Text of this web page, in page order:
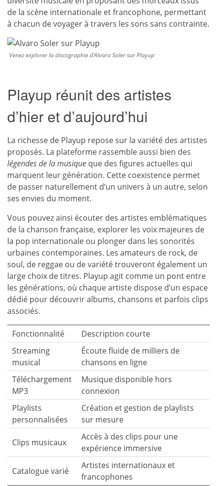
de la scène internationale et francophone, permettant
à chacun de voyager à travers les sons sans contrainte.
Venez explorer la discographie d’Alvaro Soler sur Playup
Playup réunit des artistes
d’hier et d’aujourd’hui
La richesse de Playup repose sur la variété des artistes
proposés. La plateforme rassemble aussi bien des
légendes de la musique que des figures actuelles qui
marquent leur génération. Cette coexistence permet
de passer naturellement d’un univers à un autre, selon
ses envies du moment.
Vous pouvez ainsi écouter des artistes emblématiques
de la chanson française, explorer les voix majeures de
la pop internationale ou plonger dans les sonorités
urbaines contemporaines. Les amateurs de rock, de
soul, de reggae ou de variété trouveront également un
large choix de titres. Playup agit comme un pont entre
les générations, où chaque artiste dispose d’un espace
dédié pour découvrir albums, chansons et parfois clips
associés.
Fonctionnalité
Description courte
Streaming
musical
Écoute fluide de milliers de
chansons en ligne
Téléchargement
MP3
Musique disponible hors
connexion
Playlists
personnalisées
Création et gestion de playlists
sur mesure
Clips musicaux
Accès à des clips pour une
expérience immersive
Catalogue varié
Artistes internationaux et
francophones